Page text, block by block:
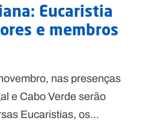
Eucaristia
e membros
nas presenças
e Cabo Verde serão
Eucaristias, os...